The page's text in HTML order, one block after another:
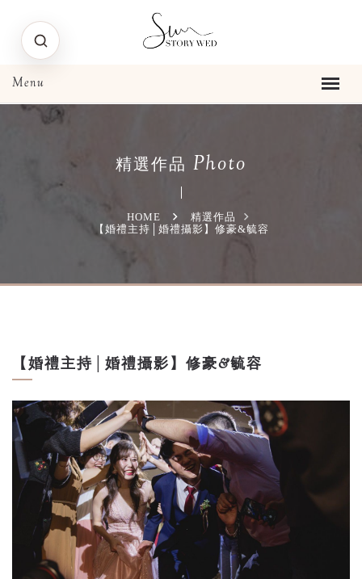
精選作品 Photo
HOME
精選作品
【婚禮主持│婚禮攝影】修豪&毓容
【婚禮主持│婚禮攝影】修豪&毓容